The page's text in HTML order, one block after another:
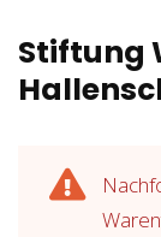
Stiftung